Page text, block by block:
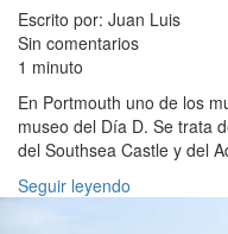
Escrito por: Juan Luis
Sin comentarios
1 minuto
En Portmouth uno de los
museo del Día D. Se trata
del Southsea Castle y del
Seguir leyendo